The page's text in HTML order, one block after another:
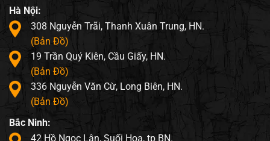
Hà Nội:
308 Nguyễn Trãi, Thanh Xuân Trung, HN.
(Bản Đồ)
19 Trần Quý Kiên, Cầu Giấy, HN.
(Bản Đồ)
336 Nguyễn Văn Cừ, Long Biên, HN.
(Bản Đồ)
Bắc Ninh:
42 Hồ Ngọc Lân, Suối Hoa, tp BN.